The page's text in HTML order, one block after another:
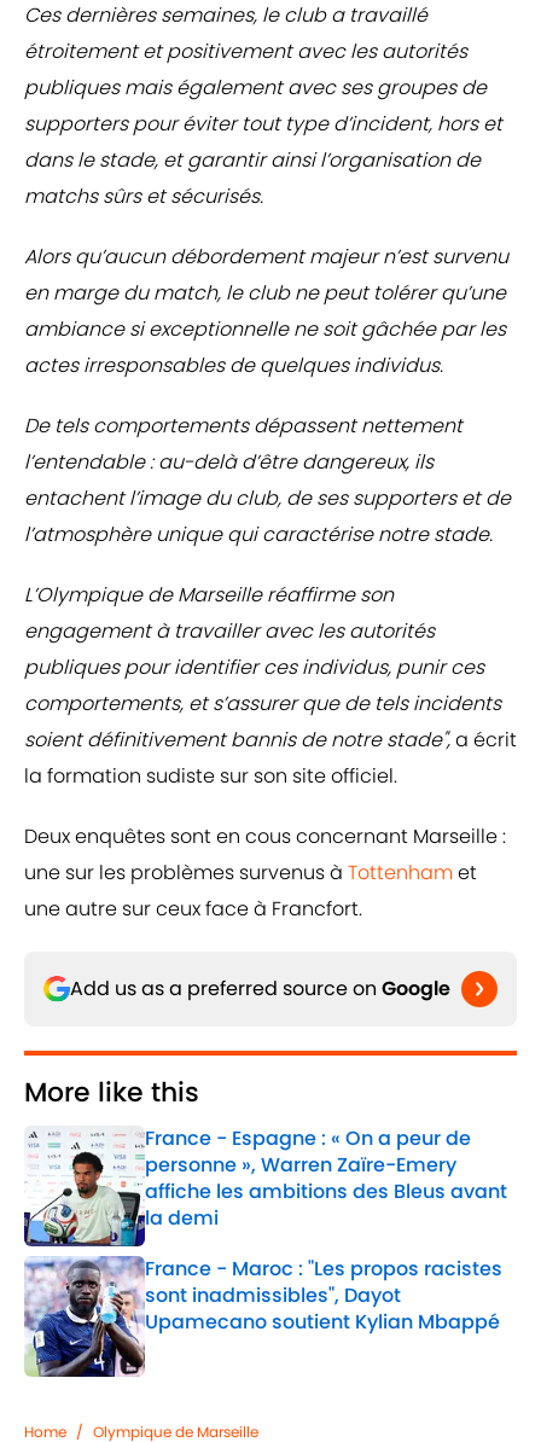
Ces dernières semaines, le club a travaillé
étroitement et positivement avec les autorités
publiques mais également avec ses groupes de
supporters pour éviter tout type d’incident, hors et
dans le stade, et garantir ainsi l’organisation de
matchs sûrs et sécurisés.
Alors qu’aucun débordement majeur n’est survenu
en marge du match, le club ne peut tolérer qu’une
ambiance si exceptionnelle ne soit gâchée par les
actes irresponsables de quelques individus.
De tels comportements dépassent nettement
l’entendable : au-delà d’être dangereux, ils
entachent l’image du club, de ses supporters et de
l’atmosphère unique qui caractérise notre stade.
L’Olympique de Marseille réaffirme son
engagement à travailler avec les autorités
publiques pour identifier ces individus, punir ces
comportements, et s’assurer que de tels incidents
soient définitivement bannis de notre stade",a écrit
la formation sudiste sur son site officiel.
Deux enquêtes sont en cous concernant Marseille :
une sur les problèmes survenus à Tottenhamet
une autre sur ceux face à Francfort.
Add us as a preferred source on Google
More like this
France - Espagne : « On a peur de
personne », Warren Zaïre-Emery
affiche les ambitions des Bleus avant
la demi
Published by on Invalid Date
France - Maroc : "Les propos racistes
sont inadmissibles", Dayot
Upamecano soutient Kylian Mbappé
Published by on Invalid Date
Home / Olympique de Marseille